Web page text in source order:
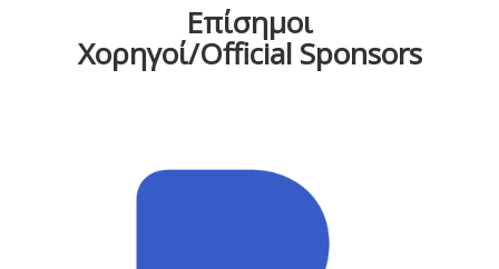
Επίσημοι
Χορηγοί/Official Sponsors